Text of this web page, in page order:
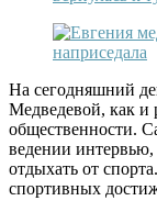
На сегодняшний
Медведевой, как и
общественности.
ведении интервью,
отдыхать от
спортивных